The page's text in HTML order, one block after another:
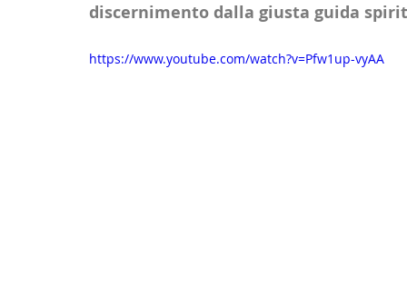
discernimento dalla giusta guida
https://www.youtube.com/watch?v=Pfw1up-vyAA